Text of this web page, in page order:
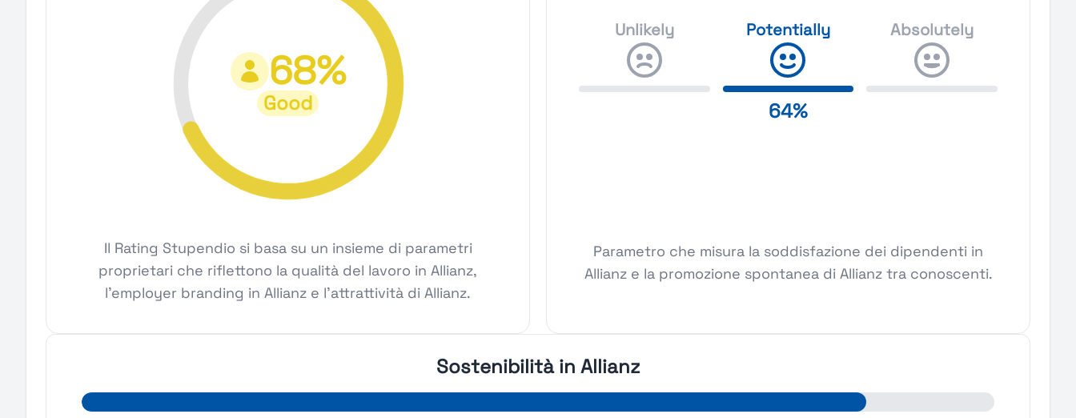
68%
Good
Il Rating Stupendio si basa su un insieme di parametri
proprietari che riflettono la qualità del lavoro in Allianz,
l'employer branding in Allianz e l'attrattività di Allianz.
Unlikely Potentially
64%
Absolutely
Parametro che misura la soddisfazione dei dipendenti in
Allianz e la promozione spontanea di Allianz tra conoscenti.
Sostenibilità in Allianz